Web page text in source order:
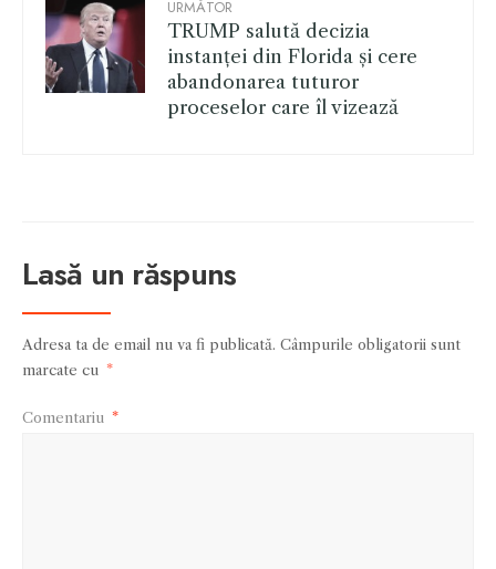
URMĂTOR
TRUMP salută decizia
instanței din Florida și cere
abandonarea tuturor
proceselor care îl vizează
Lasă un răspuns
Adresa ta de email nu va fi publicată. Câmpurile obligatorii sunt
marcate cu *
Comentariu *